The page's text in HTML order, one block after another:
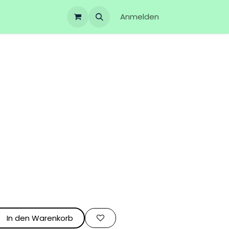
Anmelden
In den Warenkorb